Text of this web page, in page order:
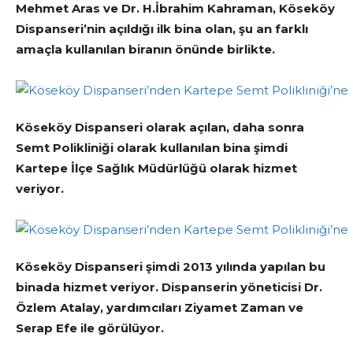
Mehmet Aras ve Dr. H.İbrahim Kahraman, Köseköy
Dispanseri’nin açıldığı ilk bina olan, şu an farklı
amaçla kullanılan biranın önünde birlikte.
Köseköy Dispanseri olarak açılan, daha sonra
Semt Polikliniği olarak kullanılan bina şimdi
Kartepe İlçe Sağlık Müdürlüğü olarak hizmet
veriyor.
Köseköy Dispanseri şimdi 2013 yılında yapılan bu
binada hizmet veriyor. Dispanserin yöneticisi Dr.
Özlem Atalay, yardımcıları Ziyamet Zaman ve
Serap Efe ile görülüyor.